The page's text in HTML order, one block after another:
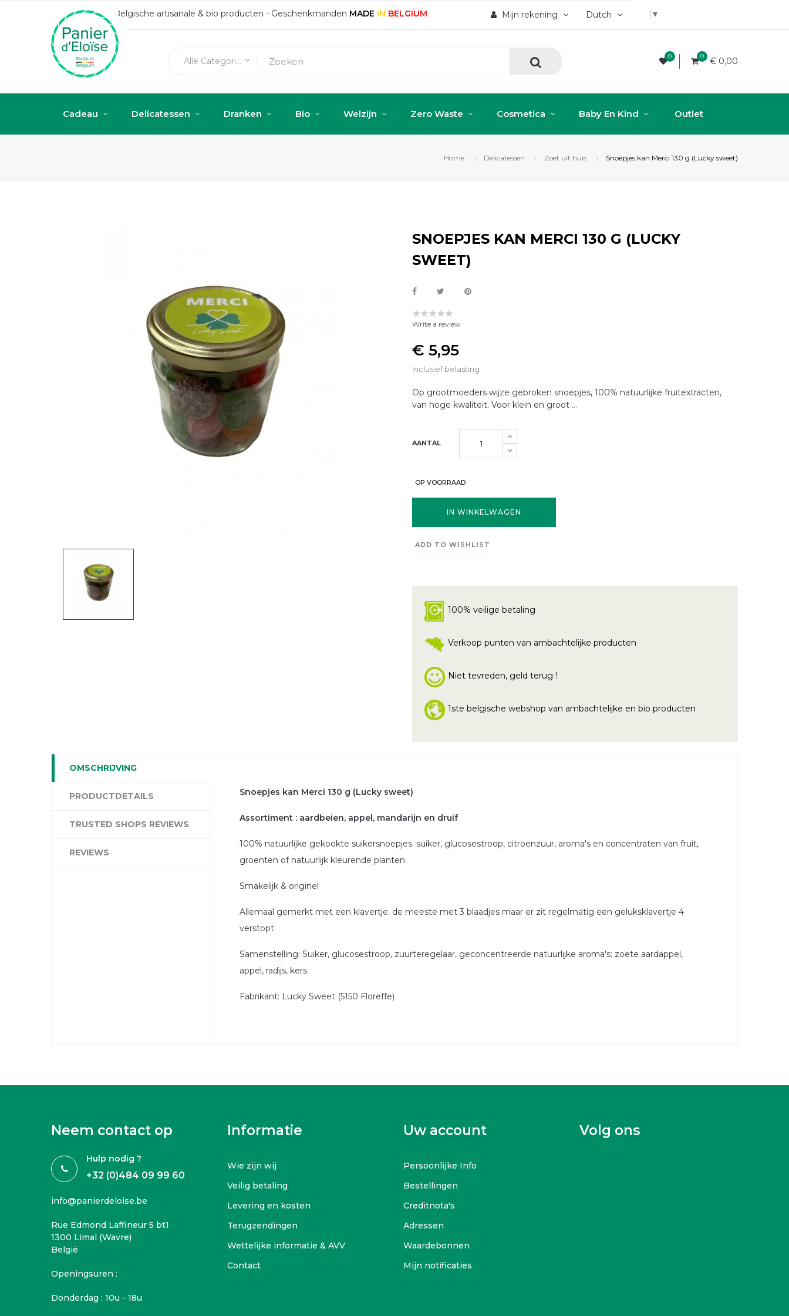
Belgische artisanale & bio producten - Geschenkmanden MADE IN BELGIUM Dutch
Mijn rekening ▼
Alle Categorieën keyboard_arrow_down
0 0 € 0,00
Cadeau Delicatessen Dranken Bio Welzijn Zero Waste Cosmetica Baby En Kind Outlet
Home Delicatessen Zoet uit huis Snoepjes kan Merci 130 g (Lucky sweet)
SNOEPJES KAN MERCI 130 G (LUCKY
SWEET)
Write a review
€ 5,95
Inclusief belasting
Op grootmoeders wijze gebroken snoepjes, 100% natuurlijke fruitextracten,
van hoge kwaliteit. Voor klein en groot ...
AANTAL
OP VOORRAAD
IN WINKELWAGEN
ADD TO WISHLIST
100% veilige betaling
Verkoop punten van ambachtelijke producten
Niet tevreden, geld terug !
1ste belgische webshop van ambachtelijke en bio producten
OMSCHRIJVING
PRODUCTDETAILS
TRUSTED SHOPS REVIEWS
REVIEWS
Snoepjes kan Merci 130 g (Lucky sweet)
Assortiment : aardbeien, appel, mandarijn en druif
100% natuurlijke gekookte suikersnoepjes: suiker, glucosestroop, citroenzuur, aroma's en concentraten van fruit,
groenten of natuurlijk kleurende planten.
Smakelijk & originel
Allemaal gemerkt met een klavertje: de meeste met 3 blaadjes maar er zit regelmatig een geluksklavertje 4
verstopt
Samenstelling: Suiker, glucosestroop, zuurteregelaar, geconcentreerde natuurlijke aroma's: zoete aardappel,
appel, radijs, kers
Fabrikant: Lucky Sweet (5150 Floreffe)
Neem contact op
Hulp nodig ?
+32 (0)484 09 99 60
info@panierdeloise.be
Rue Edmond Laffineur 5 bt1
1300 Limal (Wavre)
België
Openingsuren :
Donderdag : 10u - 18u
Informatie
Wie zijn wij
Veilig betaling
Levering en kosten
Terugzendingen
Wettelijke informatie & AVV
Contact
Uw account
Persoonlijke Info
Bestellingen
Creditnota's
Adressen
Waardebonnen
Mijn notificaties
Volg ons